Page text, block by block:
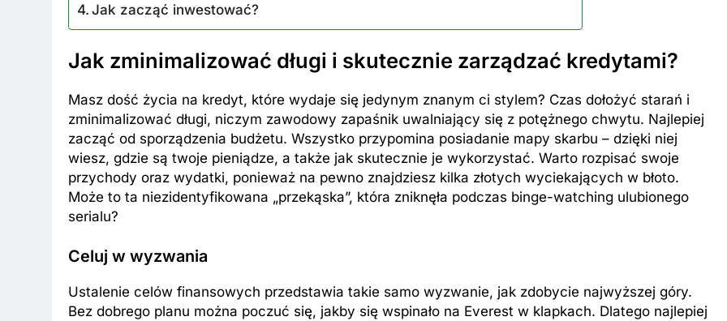
Jak zacząć inwestować?
Jak zminimalizować długi i skutecznie zarządzać kredytami?
Masz dość życia na kredyt, które wydaje się jedynym znanym ci stylem? Czas dołożyć starań i
zminimalizować długi, niczym zawodowy zapaśnik uwalniający się z potężnego chwytu. Najlepiej
zacząć od sporządzenia budżetu. Wszystko przypomina posiadanie mapy skarbu – dzięki niej
wiesz, gdzie są twoje pieniądze, a także jak skutecznie je wykorzystać. Warto rozpisać swoje
przychody oraz wydatki, ponieważ na pewno znajdziesz kilka złotych wyciekających w błoto.
Może to ta niezidentyfikowana „przekąska”, która zniknęła podczas binge-watching ulubionego
serialu?
Celuj w wyzwania
Ustalenie celów finansowych przedstawia takie samo wyzwanie, jak zdobycie najwyższej góry.
Bez dobrego planu można poczuć się, jakby się wspinało na Everest w klapkach. Dlatego najlepiej